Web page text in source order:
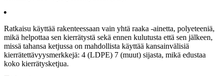
Ratkaisu käyttää rakenteessaan vain yhtä raaka -ainetta, polyeteeniä,
mikä helpottaa sen kierrätystä sekä ennen kulutusta että sen jälkeen,
missä tahansa ketjussa on mahdollista käyttää kansainvälisiä
kierrätettävyysmerkkejä: 4 (LDPE) 7 (muut) sijasta, mikä edustaa
koko kierrätysketjua.